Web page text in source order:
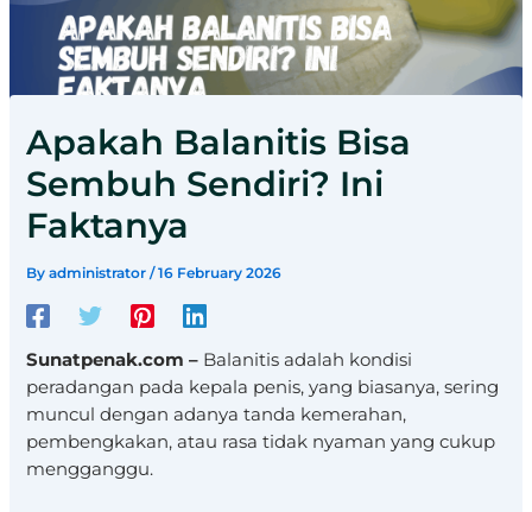
Apakah Balanitis Bisa
Sembuh Sendiri? Ini
Faktanya
Byadministrator/16 February 2026
Sunatpenak.com – Balanitis adalah kondisi
peradangan pada kepala penis, yang biasanya, sering
muncul dengan adanya tanda kemerahan,
pembengkakan, atau rasa tidak nyaman yang cukup
mengganggu.